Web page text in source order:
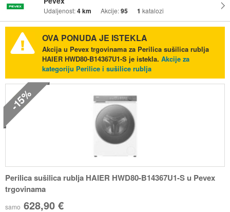
Udaljenost:4 km Akcije:95 1 katalozi
OVA PONUDA JE ISTEKLA
Akcija u Pevex trgovinama za Perilica sušilica rublja
HAIER HWD80-B14367U1-S je istekla. Akcije za
kategoriju Perilice i sušilice rublja
-15%
Perilica sušilica rublja HAIER HWD80-B14367U1-S u Pevex
trgovinama
samo 628,90 €